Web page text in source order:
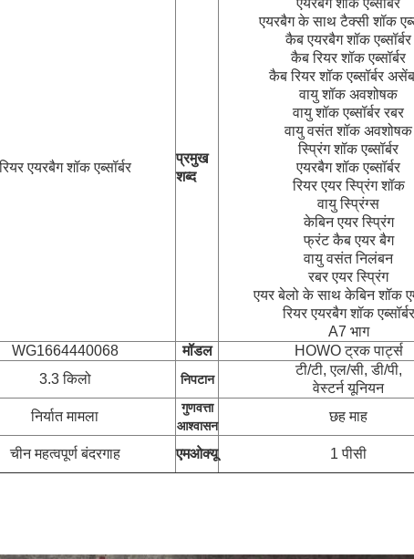
एयरबैग शॉक एब्सॉर्बर
प्रमुख
शब्द
एयरबैग शॉक एब्सॉर्बर
एयरबैग के साथ टैक्सी शॉक
कैब एयरबैग शॉक एब्सॉर्बर
कैब रियर शॉक एब्सॉर्बर
कैब रियर शॉक एब्सॉर्बर
वायु शॉक अवशोषक
वायु शॉक एब्सॉर्बर रबर
वायु वसंत शॉक अवशोषक
स्प्रिंग शॉक एब्सॉर्बर
एयरबैग शॉक एब्सॉर्बर
रियर एयर स्प्रिंग शॉक
वायु स्प्रिंग्स
केबिन एयर स्प्रिंग
फ्रंट कैब एयर बैग
वायु वसंत निलंबन
रबर एयर स्प्रिंग
एयर बेलो के साथ केबिन शॉक
रियर एयरबैग शॉक एब्सॉर्बर
A7 भाग
WG1664440068 मॉडल HOWO ट्रक पार्ट्स
3.3 किलो निपटान
टी/टी, एल/सी, डी/पी,
वेस्टर्न यूनियन
निर्यात मामला
गुणवत्ता
आश्वासन
छह माह
चीन महत्वपूर्ण बंदरगाह एमओक्यू 1 पीसी